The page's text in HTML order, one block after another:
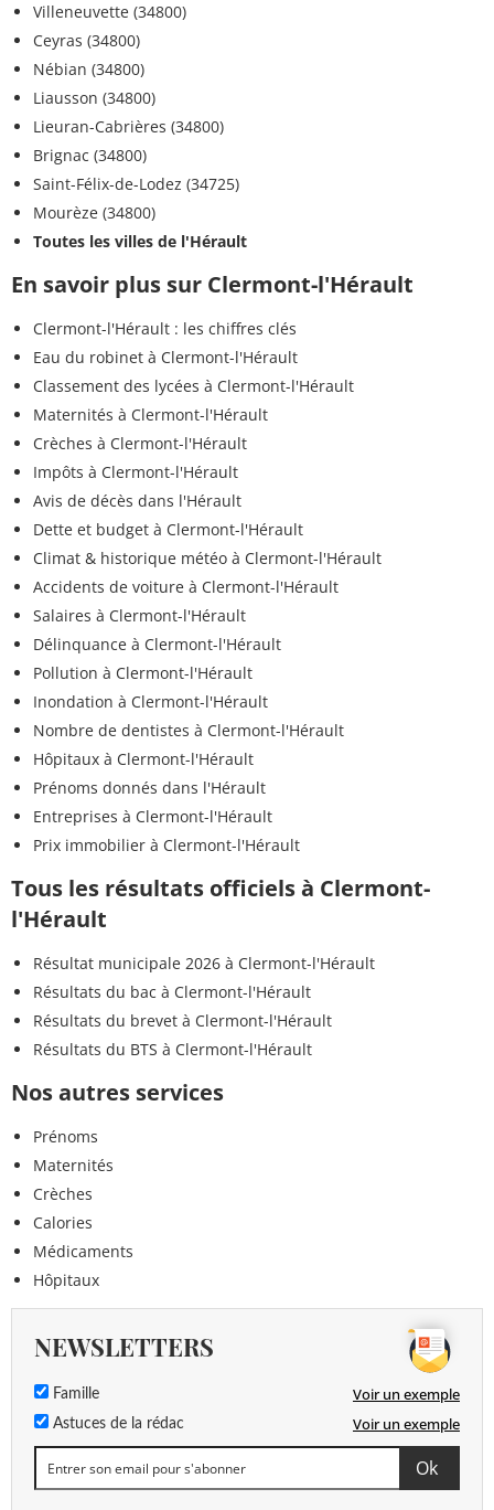
Villeneuvette (34800)
Ceyras (34800)
Nébian (34800)
Liausson (34800)
Lieuran-Cabrières (34800)
Brignac (34800)
Saint-Félix-de-Lodez (34725)
Mourèze (34800)
Toutes les villes de l'Hérault
En savoir plus sur Clermont-l'Hérault
Clermont-l'Hérault : les chiffres clés
Eau du robinet à Clermont-l'Hérault
Classement des lycées à Clermont-l'Hérault
Maternités à Clermont-l'Hérault
Crèches à Clermont-l'Hérault
Impôts à Clermont-l'Hérault
Avis de décès dans l'Hérault
Dette et budget à Clermont-l'Hérault
Climat & historique météo à Clermont-l'Hérault
Accidents de voiture à Clermont-l'Hérault
Salaires à Clermont-l'Hérault
Délinquance à Clermont-l'Hérault
Pollution à Clermont-l'Hérault
Inondation à Clermont-l'Hérault
Nombre de dentistes à Clermont-l'Hérault
Hôpitaux à Clermont-l'Hérault
Prénoms donnés dans l'Hérault
Entreprises à Clermont-l'Hérault
Prix immobilier à Clermont-l'Hérault
Tous les résultats officiels à Clermont-
l'Hérault
Résultat municipale 2026 à Clermont-l'Hérault
Résultats du bac à Clermont-l'Hérault
Résultats du brevet à Clermont-l'Hérault
Résultats du BTS à Clermont-l'Hérault
Nos autres services
Prénoms
Maternités
Crèches
Calories
Médicaments
Hôpitaux
NEWSLETTERS
Famille Voir un exemple
Astuces de la rédac Voir un exemple